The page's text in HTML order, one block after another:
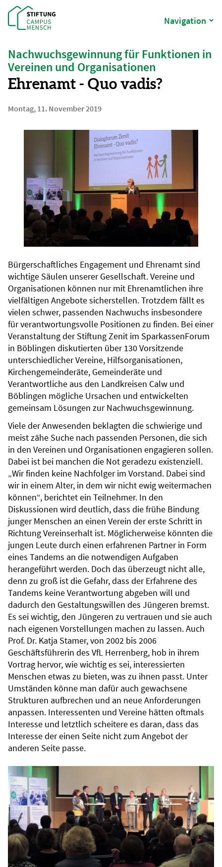
Navigation
Nachwuchsgewinnung für Funktionen in
Vereinen und Organisationen
Ehrenamt - Quo vadis?
Montag, 11. November 2019
Bürgerschaftliches Engagement und Ehrenamt sind
wichtige Säulen unserer Gesellschaft. Vereine und
Organisationen können nur mit Ehrenamtlichen ihre
vielfältigen Angebote sicherstellen. Trotzdem fällt es
vielen schwer, passenden Nachwuchs insbesondere
für verantwortungsvolle Positionen zu finden. Bei einer
Veranstaltung der Stiftung Zenit im SparkassenForum
in Böblingen diskutierten über 130 Vorsitzende
unterschiedlicher Vereine, Hilfsorganisationen,
Kirchengemeinderäte, Gemeinderäte und
Verantwortliche aus den Landkreisen Calw und
Böblingen mögliche Ursachen und entwickelten
gemeinsam Lösungen zur Nachwuchsgewinnung.
Viele der Anwesenden beklagten die schwierige und
meist zähe Suche nach passenden Personen, die sich
in den Vereinen und Organisationen engagieren sollen.
Dabei ist bei manchen die Not geradezu existenziell.
„Wir finden keine Nachfolger im Vorstand. Dabei sind
wir in einem Alter, in dem wir nicht ewig weitermachen
können“, berichtet ein Teilnehmer. In den
Diskussionen wird deutlich, dass die frühe Bindung
junger Menschen an einen Verein der erste Schritt in
Richtung Vereinserhalt ist. Möglicherweise könnten die
jungen Leute durch einen erfahrenen Partner in Form
eines Tandems an die notwendigen Aufgaben
herangeführt werden. Doch das überzeugt nicht alle,
denn zu groß ist die Gefahr, dass der Erfahrene des
Tandems keine Verantwortung abgeben will und
dadurch den Gestaltungswillen des Jüngeren bremst.
Es sei wichtig, den Jüngeren zu vertrauen und sie auch
nach eigenen Vorstellungen machen zu lassen. Auch
Prof. Dr. Katja Stamer, von 2002 bis 2006
Geschäftsführerin des VfL Herrenberg, hob in ihrem
Vortrag hervor, wie wichtig es sei, interessierten
Menschen etwas zu bieten, was zu ihnen passt. Unter
Umständen könne man dafür auch gewachsene
Strukturen aufbrechen und an neue Anforderungen
anpassen. Interessenten und Vereine hätten oftmals
Interesse und letztlich scheitere es daran, dass das
Interesse der einen Seite nicht zum Angebot der
anderen Seite passe.